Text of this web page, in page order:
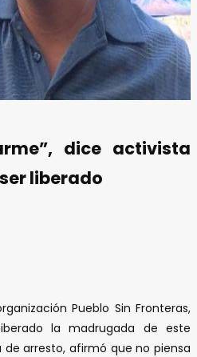
dice activista
liberado
Pueblo Sin Fronteras,
la madrugada de este
arresto, afirmó que no piensa